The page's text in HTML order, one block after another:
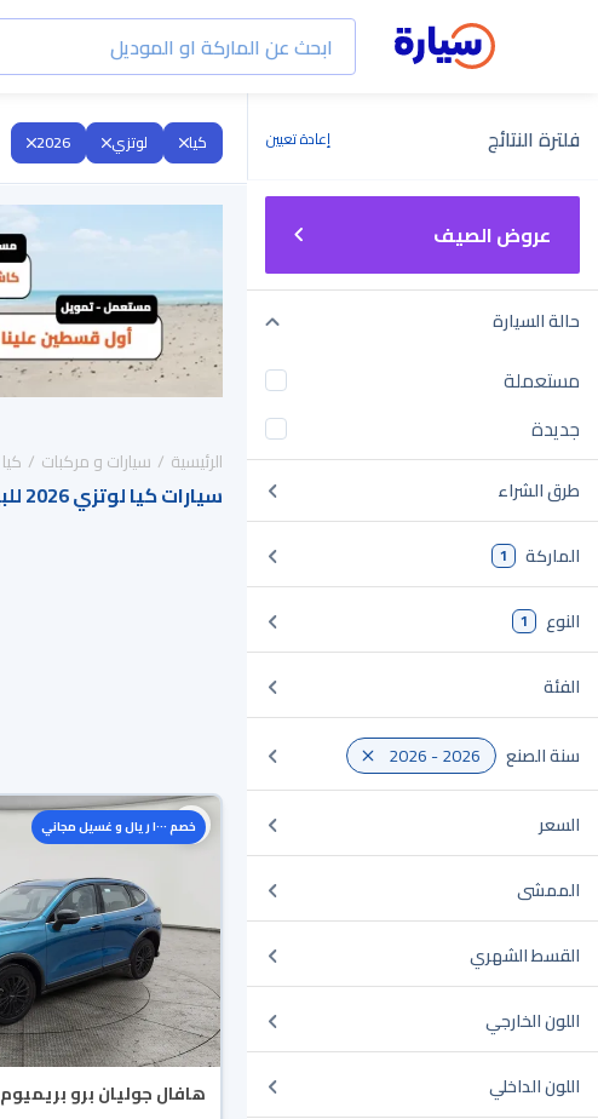
فلترة النتائج إعادة تعيين
عروض الصيف
حالة السيارة
مستعملة
جديدة
طرق الشراء
الماركة 1
النوع 1
الفئة
سنة الصنع 2026 - 2026
السعر
الممشى
القسط الشهري
اللون الخارجي
اللون الداخلي
كيا لوتزي 2026
الرئيسية سيارات و مركبات كيا
سيارات كيا لوتزي 2026 للبيع في السعودية
خصم ١٠٠٠ ريال و غسيل مجاني
هافال جوليان برو بريميوم 2025